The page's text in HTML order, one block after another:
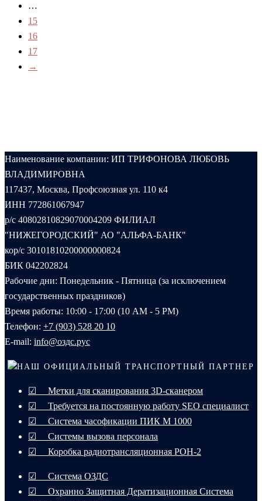
…
15
16
17
→
Наименование компании: ИП ТРИФОНОВА ЛЮБОВЬ
ВЛАДИМИРОВНА
117437, Москва, Профсоюзная ул. 110 к4
ИНН 772861067947
р/с 40802810829070004209 ФИЛИАЛ
"НИЖЕГОРОДСКИЙ" АО "АЛЬФА-БАНК"
кор/с 30101810200000000824
БИК 042202824
Рабочие дни: Понедельник - Пятница (за исключением
государственных праздников)
Время работы: 10:00 - 17:00 (10 AM - 5 PM)
Телефон: +7 (903) 528 20 10‬
E-mail: info@оздс.рус
НАШ ОФИЦИАЛЬНЫЙ ТРАНСПОРТНЫЙ ПАРТНЕР
☑ Метки для сканирования 3D-сканером
☑ Требуется на постоянную работу SEO специалист
☑ Система часофикации ПИК М 1000
☑ Системы вызова персонала
☑ Коробка радиотрансляционная РОН-2
☑ Система ОЗДС
☑ Охранно Защитная Дератизационная Система